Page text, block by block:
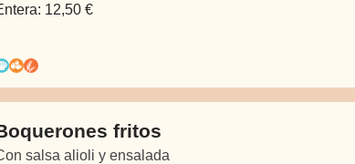
12,50 €
fritos
salsa alioli y ensalada